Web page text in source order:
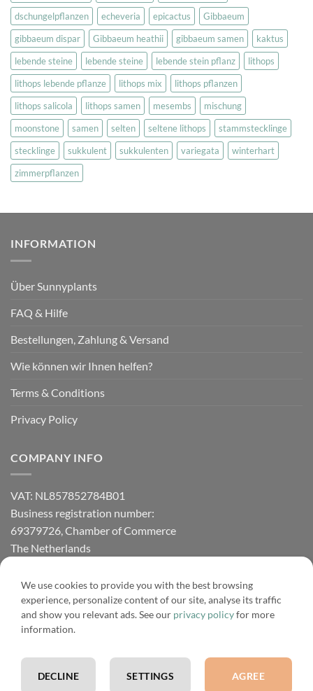
dschungelpflanzen
echeveria epicactus
Gibbaeum
gibbaeum dispar
Gibbaeum heathii gibbaeum samen
kaktus
lebende steine
lebende steine lebende stein pflanz
lithops
lithops lebende pflanze
lithops mix
lithops pflanzen
lithops salicola
lithops samen mesembs
mischung
moonstone
samen selten seltene lithops
stammstecklinge
stecklinge
sukkulent sukkulenten variegata
winterhart
zimmerpflanzen
INFORMATION
Über Sunnyplants
FAQ & Hilfe
Bestellungen, Zahlung & Versand
Wie können wir Ihnen helfen?
Terms & Conditions
Privacy Policy
COMPANY INFO
VAT: NL857852784B01
Business registration number:
69379726, Chamber of Commerce
The Netherlands
PayPal IDeal
Credit
Bank
BancontactSofort
Durch die Nutzung unserer Website stimmen Sie der Verwendung
Privacy Policy
We use cookies to provide you with the best browsing
experience, personalize content of our site, analyse its traffic
and show you relevant ads. See our privacy policyfor more
information.
AGREE
SETTINGS
DECLINE
English Deutsch Nederlands Français